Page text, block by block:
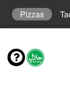
Pizzas